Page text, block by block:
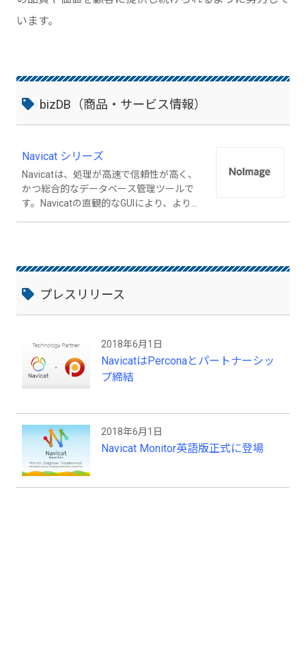
います。
bizDB（商品・サービス情報）
Navicat シリーズ
Navicatは、処理が高速で信頼性が高く、
かつ総合的なデータベース管理ツールで
す。Navicatの直観的なGUIにより、より簡
減することが可能です。 Navicatは受賞歴
のある製品であり、世界中の250万人のデ
ータベースユーザーに選ばれております。
15万人を超える登録顧客は138ヶ国に在住
選択しています。 Navicatは、直感的で優
れたグラフィカルユーザーインターフェイ
スを兼ね備えて、データベース管理と開発
を容易にします。 詳細は、Navicatホーム
プレスリリース
2018年6月1日
NavicatはPerconaとパートナーシッ
プ締結
2018年6月1日
Navicat Monitor英語版正式に登場